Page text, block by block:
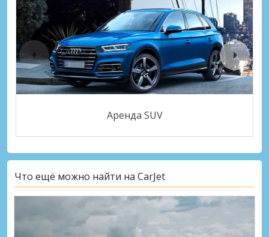
Аренда SUV
Что ещё можно найти на CarJet